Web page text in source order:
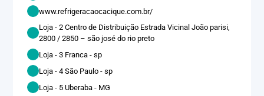
www.refrigeracaocacique.com.br/
Loja - 2 Centro de Distribuição Estrada Vicinal João parisi,
2800 / 2850 – são josé do rio preto
Loja - 3 Franca - sp
Loja - 4 São Paulo - sp
Loja - 5 Uberaba - MG